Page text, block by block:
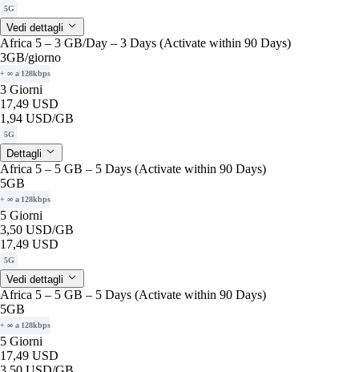
5G
Vedi dettagli
Africa 5 – 3 GB/Day – 3 Days (Activate within 90 Days)
3GB/giorno
+ ∞ a 128kbps
3 Giorni
17,49 USD
1,94 USD/GB
5G
Dettagli
Africa 5 – 5 GB – 5 Days (Activate within 90 Days)
5GB
+ ∞ a 128kbps
5 Giorni
3,50 USD/GB
17,49 USD
5G
Vedi dettagli
Africa 5 – 5 GB – 5 Days (Activate within 90 Days)
5GB
+ ∞ a 128kbps
5 Giorni
17,49 USD